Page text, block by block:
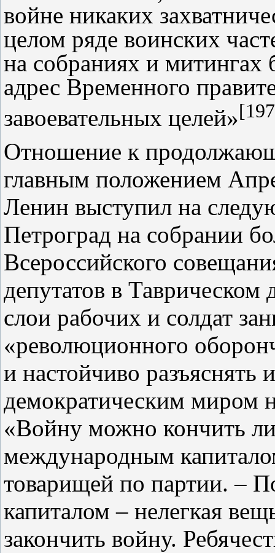
войне никаких
целом ряде воинских
на собраниях и митингах
адрес Временного
завоевательных целей»
Отношение к
главным положением
Ленин выступил на
Петроград на собрании
Всероссийского
депутатов в
слои рабочих и солдат
«революционного
и настойчиво
демократическим миром
«Войну можно кончить
международным
товарищей по партии. –
капиталом – нелегкая
закончить войну.